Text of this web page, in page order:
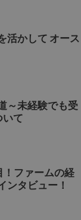
活かして オース
～未経験でも受
いて
！ファームの経
ンタビュー！